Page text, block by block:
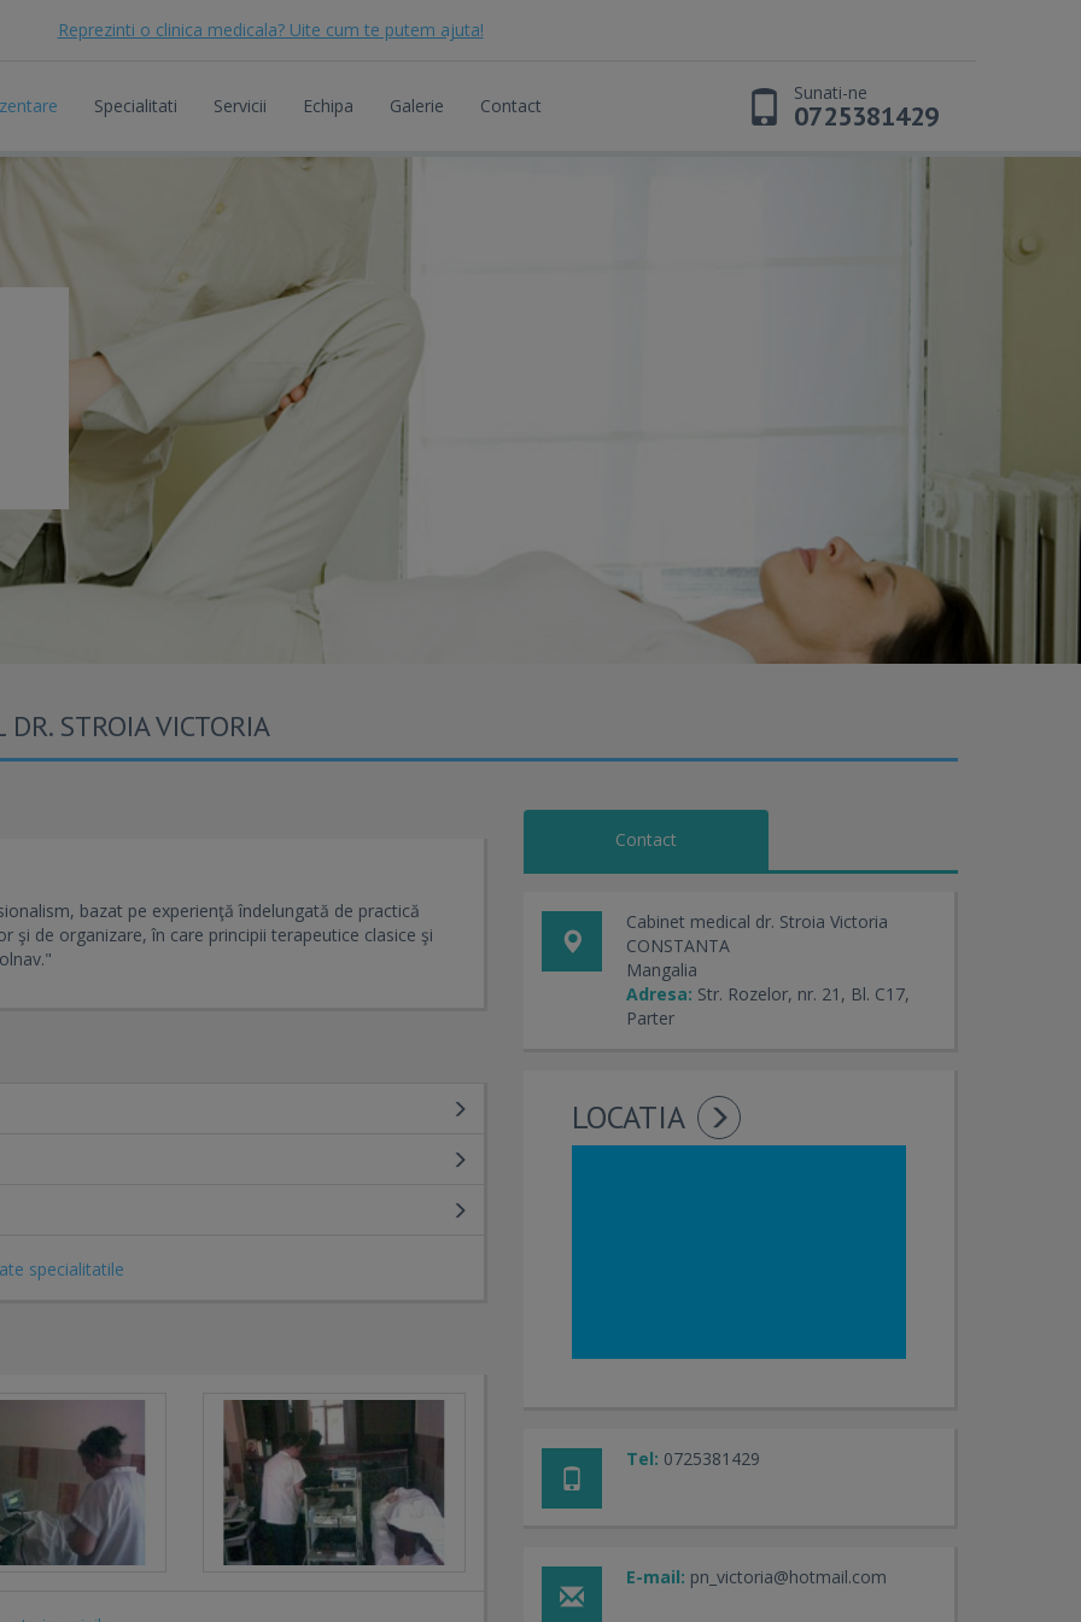
Reprezinti o clinica medicala? Uite cum te putem ajuta!
Specialitati Servicii Echipa Galerie Contact
Sunati-ne
0725381429
STROIA VICTORIA
bazat pe experienţă îndelungată de practică
şi de organizare, în care principii terapeutice clasice şi
specialitatile
Contact
Cabinet medical dr. Stroia Victoria
CONSTANTA
Mangalia
Adresa: Str. Rozelor, nr. 21, Bl. C17,
Parter
LOCATIA
Tel: 0725381429
E-mail: pn_victoria@hotmail.com